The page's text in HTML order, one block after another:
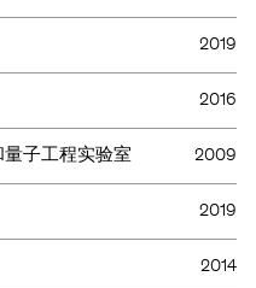
2019
2016
子工程实验室 2009
2019
2014